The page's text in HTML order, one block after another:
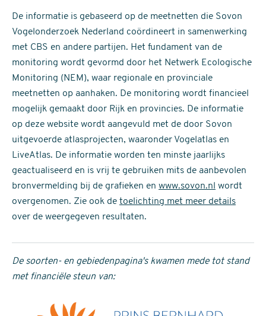
De informatie is gebaseerd op de meetnetten die Sovon
Vogelonderzoek Nederland coördineert in samenwerking
met CBS en andere partijen. Het fundament van de
monitoring wordt gevormd door het Netwerk Ecologische
Monitoring (NEM), waar regionale en provinciale
meetnetten op aanhaken. De monitoring wordt financieel
mogelijk gemaakt door Rijk en provincies. De informatie
op deze website wordt aangevuld met de door Sovon
uitgevoerde atlasprojecten, waaronder Vogelatlas en
LiveAtlas. De informatie worden ten minste jaarlijks
geactualiseerd en is vrij te gebruiken mits de aanbevolen
bronvermelding bij de grafieken en www.sovon.nl wordt
overgenomen. Zie ook de toelichting met meer details
over de weergegeven resultaten.
De soorten- en gebiedenpagina's kwamen mede tot stand
met financiële steun van: